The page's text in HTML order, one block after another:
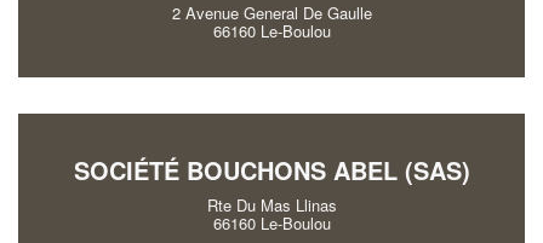
2 Avenue General De Gaulle
66160 Le-Boulou
SOCIÉTÉ BOUCHONS ABEL (SAS)
Rte Du Mas Llinas
66160 Le-Boulou